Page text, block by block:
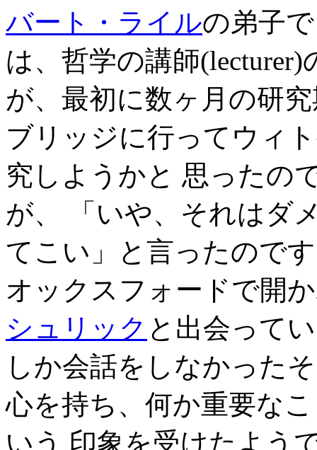
バート・ライルの弟子
は、哲学の講師
が、最初に数ヶ月の研
ブリッジに行ってウィ
究しようかと 思ったの
が、 「いや、それはダ
てこい」と言ったので
オックスフォードで開
シュリック と出会って
しか会話をしなかった
心を持ち、何か重要な
いう 印象を受けたよう